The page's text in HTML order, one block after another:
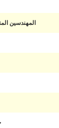
المهندسين